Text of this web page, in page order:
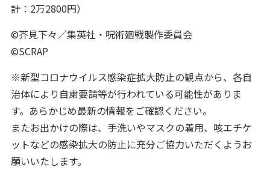
計：2万2800円）
©芥見下々／集英社・呪術廻戦製作委員会
©SCRAP
※新型コロナウイルス感染症拡大防止の観点から、各自
治体により自粛要請等が行われている可能性がありま
す。あらかじめ最新の情報をご確認ください。
またお出かけの際は、手洗いやマスクの着用、咳エチケ
ットなどの感染拡大の防止に充分ご協力いただくようお
願いいたします。